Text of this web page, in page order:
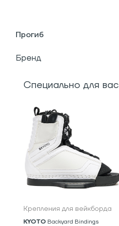
Прогиб
Бренд
Специально для вас
Крепления для вейкборда
KYOTO Backyard Bindings